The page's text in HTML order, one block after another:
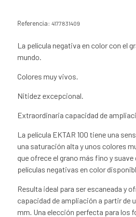
Referencia: 4177831409
La película negativa en color con el
mundo.
Colores muy vivos.
Nitidez excepcional.
Extraordinaria capacidad de
La película EKTAR 100 tiene una
una saturación alta y unos colores
que ofrece el grano más fino y suave
películas negativas en color
Resulta ideal para ser escaneada y
capacidad de ampliación a partir de
mm. Una elección perfecta para los